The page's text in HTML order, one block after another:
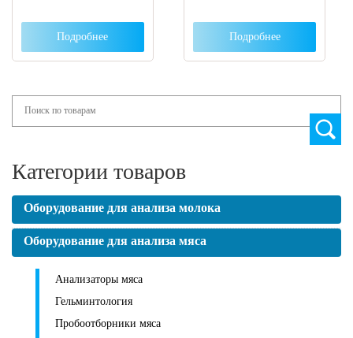
Подробнее Подробнее
Категории товаров
Оборудование для анализа молока
Оборудование для анализа мяса
Анализаторы мяса
Гельминтология
Пробоотборники мяса